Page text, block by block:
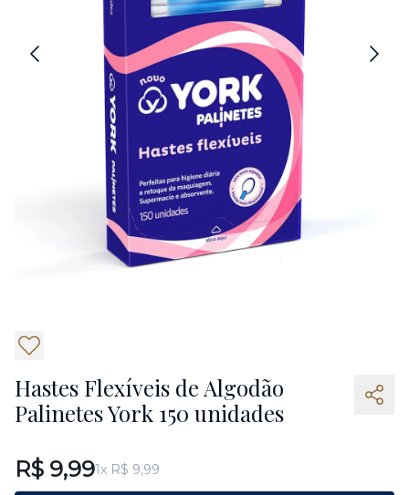
Hastes Flexíveis de Algodão
Palinetes York 150 unidades
R$ 9,991x R$ 9,99